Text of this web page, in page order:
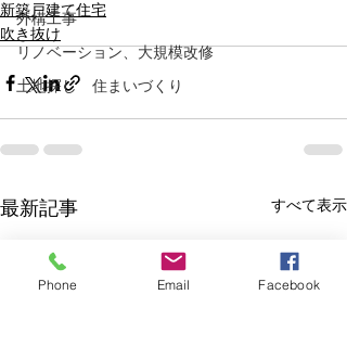
外構工事
リノベーション、大規模改修
土地探し 住まいづくり
新築戸建て住宅
吹き抜け
最新記事 すべて表示
Phone Email Facebook